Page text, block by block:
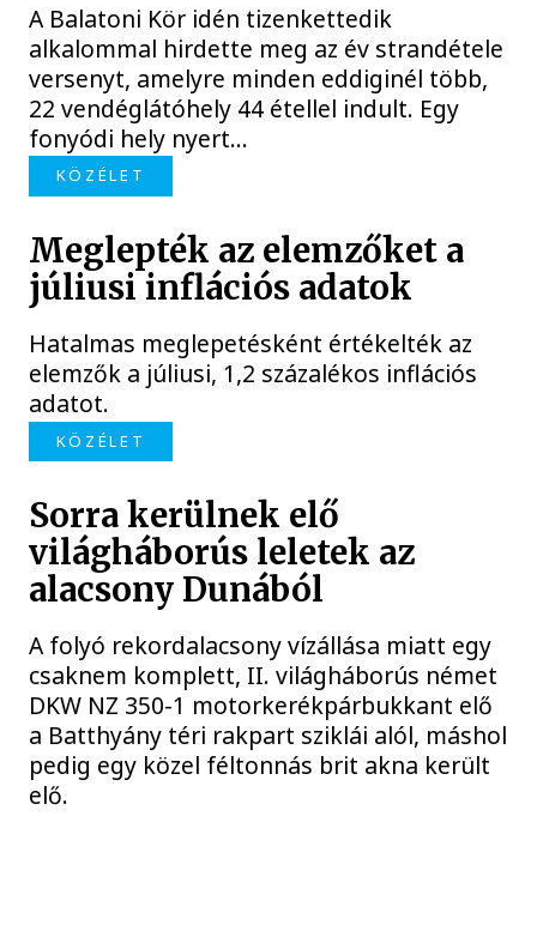
A Balatoni Kör idén tizenkettedik
alkalommal hirdette meg az év strandétele
versenyt, amelyre minden eddiginél több,
22 vendéglátóhely 44 étellel indult. Egy
fonyódi hely nyert...
KÖZÉLET
Meglepték az elemzőket a
júliusi inflációs adatok
Hatalmas meglepetésként értékelték az
elemzők a júliusi, 1,2 százalékos inflációs
adatot.
KÖZÉLET
Sorra kerülnek elő
világháborús leletek az
alacsony Dunából
A folyó rekordalacsony vízállása miatt egy
csaknem komplett, II. világháborús német
DKW NZ 350-1 motorkerékpárbukkant elő
a Batthyány téri rakpart sziklái alól, máshol
pedig egy közel féltonnás brit akna került
elő.